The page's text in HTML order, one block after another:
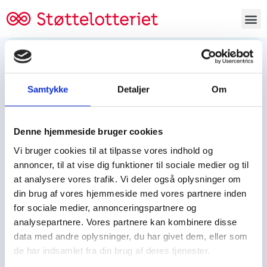
Samtykke Detaljer Om
Denne hjemmeside bruger cookies
Vi bruger cookies til at tilpasse vores indhold og
annoncer, til at vise dig funktioner til sociale medier og til
at analysere vores trafik. Vi deler også oplysninger om
din brug af vores hjemmeside med vores partnere inden
for sociale medier, annonceringspartnere og
analysepartnere. Vores partnere kan kombinere disse
data med andre oplysninger, du har givet dem, eller som
de har indsamlet fra din brug af deres tjenester.
Tjen penge og støt
Tjen penge til:
Spejdere/spejdergruppen/FDF’ere, m.fl.
Kontor
Tjenpengeogstoet.dk
Ejby Industrivej 91
DK – 2600 Glostrup
CVR: 19347508